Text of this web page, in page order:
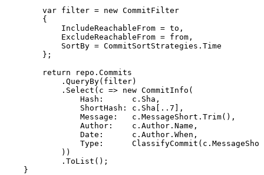
        var
filter = new CommitFilter
        {
            IncludeReachableFrom
= to ,
            ExcludeReachableFrom
= from ,
            SortBy
= CommitSortStrategies . Time
        };
        return
repo . Commits
            .
QueryBy(filter)
            .
Select (c => new CommitInfo (
                Hash
:
      c
. Sha ,
                ShortHash
: c . Sha .. 7
,
                Message
:
   c
. MessageShort . Trim() ,
                Author
:
    c
. Author . Name ,
                Date
:
      c
. Author . When ,
                Type
:
      ClassifyCommit
( c .
            ))
            .
ToList ();
    }